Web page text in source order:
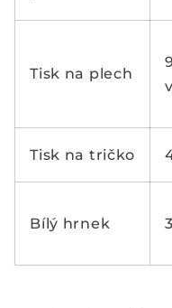
Tisk na plech
Tisk na tričko
Bílý hrnek